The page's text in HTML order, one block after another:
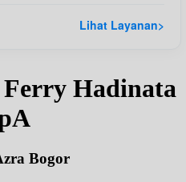
Lihat Layanan>
Hadinata
Bogor